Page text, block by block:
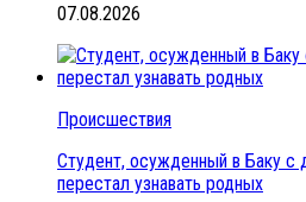
07.08.2026
Происшествия
Студент, осужденный в Баку с
перестал узнавать родных